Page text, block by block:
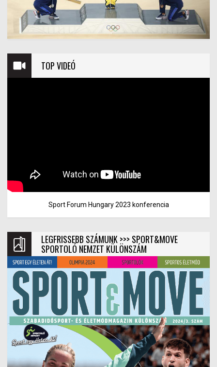
TOP VIDEÓ
Sport Forum Hungary 2023 konferencia
LEGFRISSEBB SZÁMUNK >>> SPORT&MOVE
SPORTOLÓ NEMZET KÜLÖNSZÁM